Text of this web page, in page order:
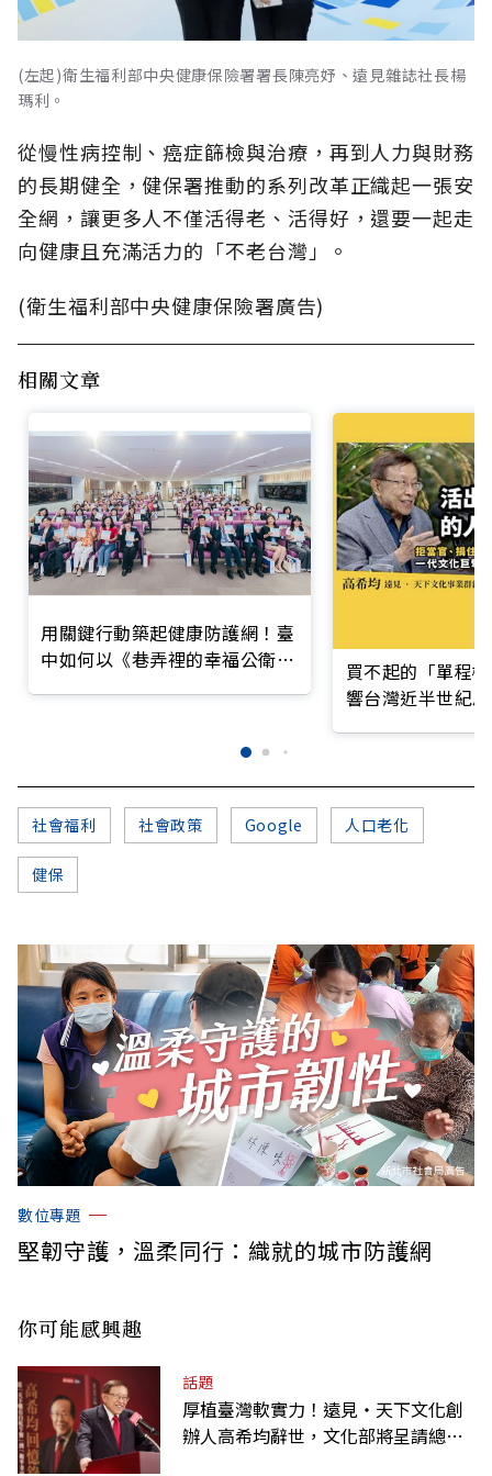
(左起)衛生福利部中央健康保險署署長陳亮妤、遠見雜誌社長楊
瑪利。
從慢性病控制、癌症篩檢與治療，再到人力與財務
的長期健全，健保署推動的系列改革正織起一張安
全網，讓更多人不僅活得老、活得好，還要一起走
向健康且充滿活力的「不老台灣」。
(衛生福利部中央健康保險署廣告)
相關文章
用關鍵行動築起健康防護網！臺
中如何以《巷弄裡的幸福公衛》
買不起的「單程
響台灣近半世紀
社會福利 社會政策 Google 人口老化
健保
數位專題
堅韌守護，溫柔同行：織就的城市防護網
你可能感興趣
話題
厚植臺灣軟實力！遠見‧天下文化創
辦人高希均辭世，文化部將呈請總統